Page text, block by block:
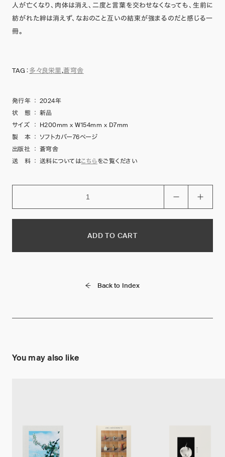
人が亡くなり、肉体は消え、二度と言葉を交わせなくなっても、生前に
紡がれた絆は消えず、なおのこと互いの結束が強まるのだと感じる一
冊。
TAG：多々良栄里,蒼穹舎
発行年 ： 2024年
状 態 ： 新品
サイズ
： H200mm x W154mm x D7mm
製 本 ： ソフトカバー76ページ
出版社 ： 蒼穹舎
送 料 ： 送料についてはこちらをご覧ください
ADD TO CART
Back to Index
You may also like